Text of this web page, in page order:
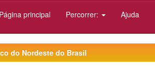
principal Percorrer: Ajuda
do Nordeste do Brasil